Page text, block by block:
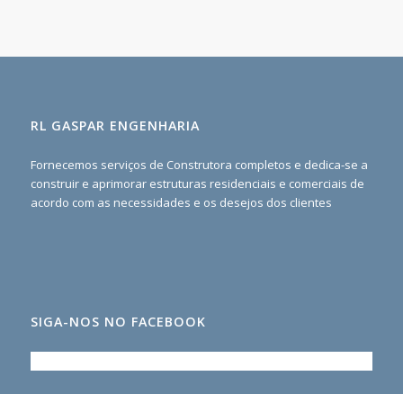
RL GASPAR ENGENHARIA
Fornecemos serviços de Construtora completos e dedica-se a
construir e aprimorar estruturas residenciais e comerciais de
acordo com as necessidades e os desejos dos clientes
SIGA-NOS NO FACEBOOK